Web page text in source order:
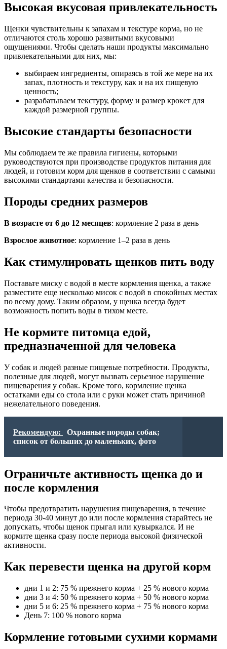
Высокая вкусовая привлекательность
Щенки чувствительны к запахам и текстуре корма, но не
отличаются столь хорошо развитыми вкусовыми
ощущениями. Чтобы сделать наши продукты максимально
привлекательными для них, мы:
выбираем ингредиенты, опираясь в той же мере на их
запах, плотность и текстуру, как и на их пищевую
ценность;
разрабатываем текстуру, форму и размер крокет для
каждой размерной группы.
Высокие стандарты безопасности
Мы соблюдаем те же правила гигиены, которыми
руководствуются при производстве продуктов питания для
людей, и готовим корм для щенков в соответствии с самыми
высокими стандартами качества и безопасности.
Породы средних размеров
В возрасте от 6 до 12 месяцев: кормление 2 раза в день
Взрослое животное: кормление 1–2 раза в день
Как стимулировать щенков пить воду
Поставьте миску с водой в месте кормления щенка, а также
разместите еще несколько мисок с водой в спокойных местах
по всему дому. Таким образом, у щенка всегда будет
возможность попить воды в тихом месте.
Не кормите питомца едой,
предназначенной для человека
У собак и людей разные пищевые потребности. Продукты,
полезные для людей, могут вызвать серьезное нарушение
пищеварения у собак. Кроме того, кормление щенка
остатками еды со стола или с руки может стать причиной
нежелательного поведения.
Рекомендую:
Охранные породы собак;
список от больших до маленьких, фото
Ограничьте активность щенка до и
после кормления
Чтобы предотвратить нарушения пищеварения, в течение
периода 30-40 минут до или после кормления старайтесь не
допускать, чтобы щенок прыгал или кувыркался. И не
кормите щенка сразу после периода высокой физической
активности.
Как перевести щенка на другой корм
дни 1 и 2: 75 % прежнего корма + 25 % нового корма
дни 3 и 4: 50 % прежнего корма + 50 % нового корма
дни 5 и 6: 25 % прежнего корма + 75 % нового корма
День 7: 100 % нового корма
Кормление готовыми сухими кормами